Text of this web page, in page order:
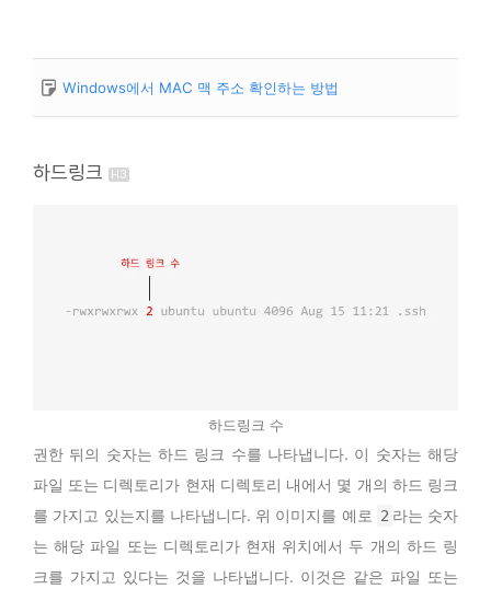
Windows에서 MAC 맥 주소 확인하는 방법
하드링크
하드링크 수
권한 뒤의 숫자는 하드 링크 수를 나타냅니다. 이 숫자는 해당
파일 또는 디렉토리가 현재 디렉토리 내에서 몇 개의 하드 링크
를 가지고 있는지를 나타냅니다. 위 이미지를 예로
2 라는 숫자
는 해당 파일 또는 디렉토리가 현재 위치에서 두 개의 하드 링
크를 가지고 있다는 것을 나타냅니다. 이것은 같은 파일 또는